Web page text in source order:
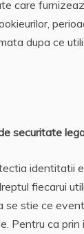
care
dupa ce
securitate
identitatii
fiecarui
se stie ce
Pentru ca prin